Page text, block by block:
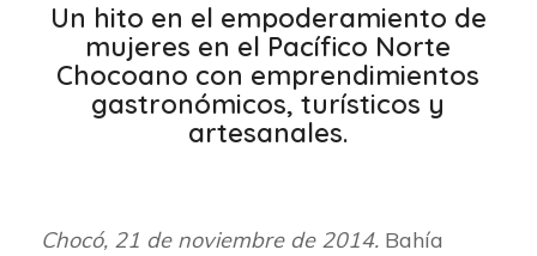
Un hito en el empoderamiento de
mujeres en el Pacífico Norte
Chocoano con emprendimientos
gastronómicos, turísticos y
artesanales.
Chocó, 21 de noviembre de 2014.Bahía